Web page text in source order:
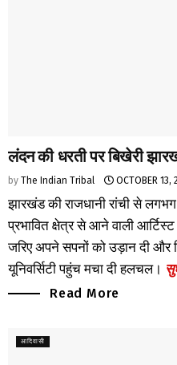
लंदन की धरती पर बिखेरी
by The Indian Tribal OCTOBER 13,
झारखंड की राजधानी रांची से
प्रभावित क्षेत्र से आने वाली
जरिए अपने सपनों को उड़ान दी
यूनिवर्सिटी पहुंच मचा दी हलचल।
Read More
आदिवासी